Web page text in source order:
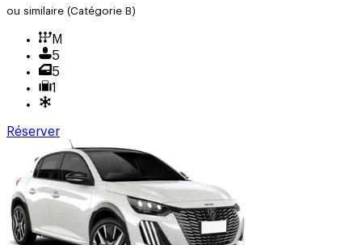
ou similaire (Catégorie B)
M
5
5
1
Réserver